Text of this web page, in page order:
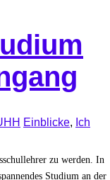
Einblicke, Ich
zu werden. In
Studium an der